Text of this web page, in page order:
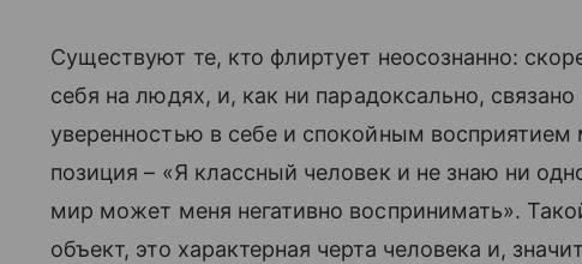
Существуют те, кто флиртует неосознанно:
себя на людях, и, как ни парадоксально,
уверенностью в себе и спокойным
позиция – «Я классный человек и не знаю ни
мир может меня негативно воспринимать».
объект, это характерная черта человека и,